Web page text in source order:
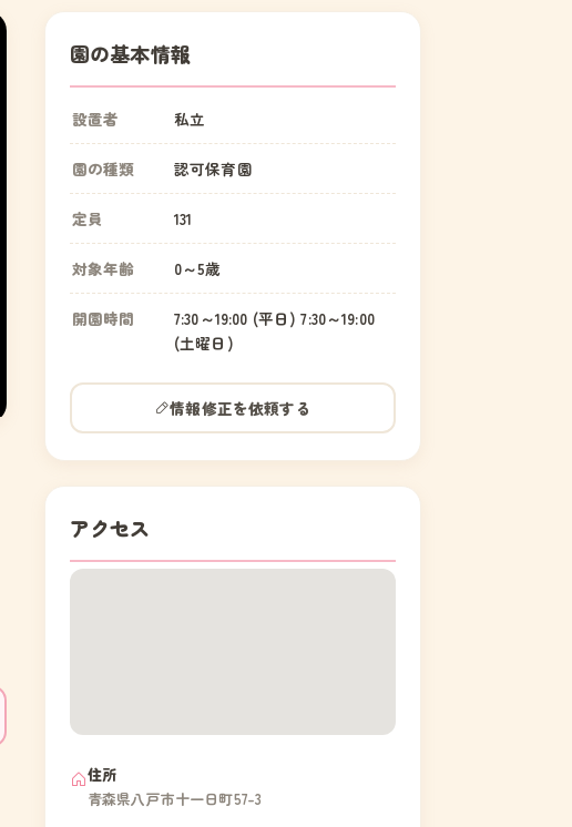
園の基本情報
設置者 私立
園の種類 認可保育園
定員 131
対象年齢 0～5歳
開園時間
7:30～19:00 (平日) 7:30～19:00
(土曜日)
情報修正を依頼する
アクセス
住所
青森県八戸市十一日町57-3